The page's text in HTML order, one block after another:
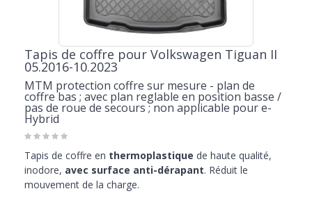
Tapis de coffre pour Volkswagen Tiguan II
05.2016-10.2023
MTM protection coffre sur mesure - plan de
coffre bas ; avec plan reglable en position basse /
pas de roue de secours ; non applicable pour e-
Hybrid
Tapis de coffre en thermoplastique de haute qualité,
inodore, avec surface anti-dérapant. Réduit le
mouvement de la charge.